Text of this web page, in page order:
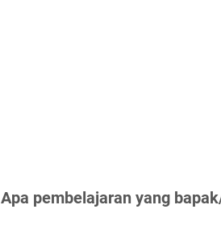
Apa pembelajaran yang